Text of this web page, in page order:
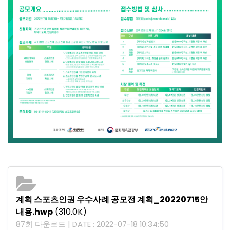
계획 스포츠인권 우수사례 공모전 계획_20220715안
내용.hwp (310.0K)
87회 다운로드 | DATE : 2022-07-18 10:34:50